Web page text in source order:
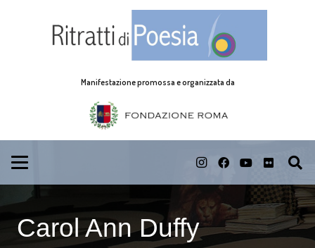
Manifestazione promossa e organizzata da
Carol Ann Duffy